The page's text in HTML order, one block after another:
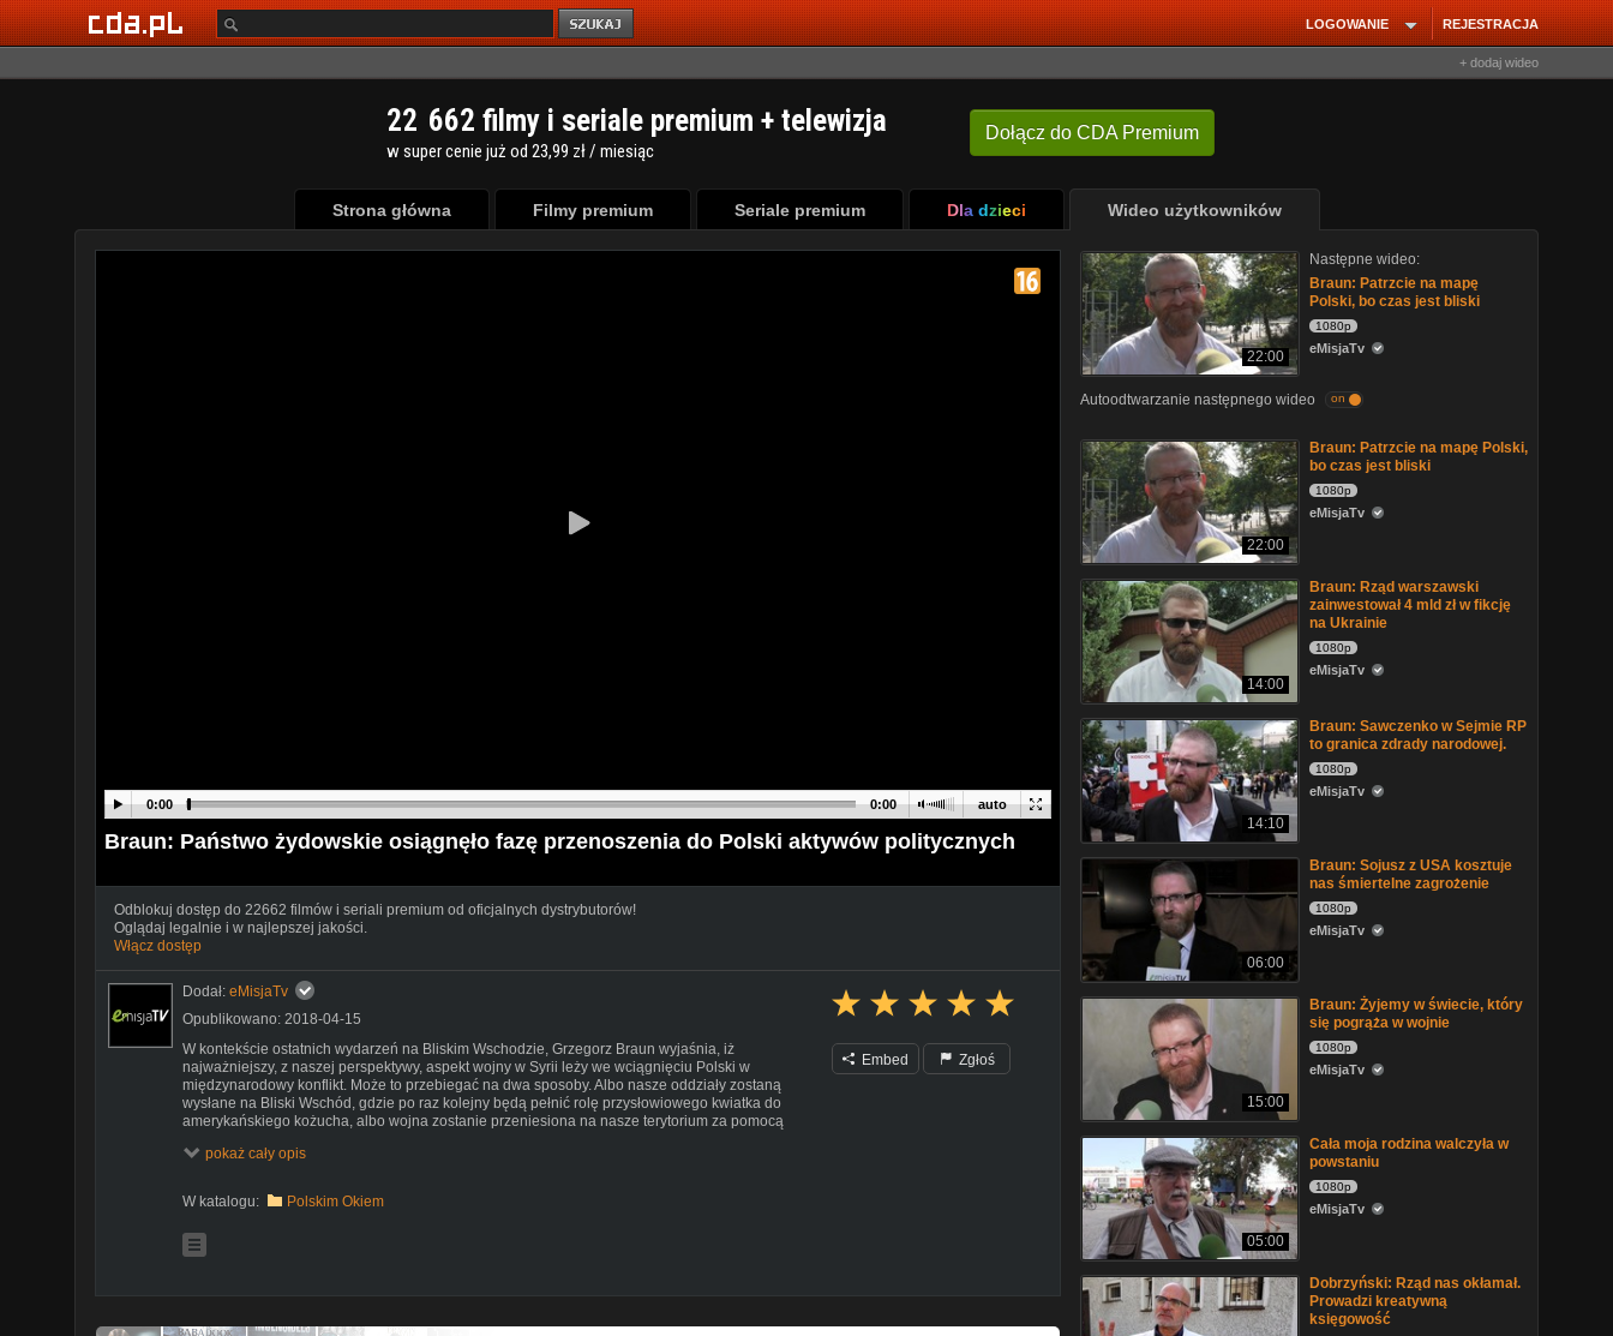
REJESTRACJA
LOGOWANIE
+ dodaj wideo
Dołącz do CDA Premium
22 662 filmy i seriale premium + telewizja
w super cenie już od 23,99 zł / miesiąc
Strona główna Filmy premium Seriale premium Dla dzieci Wideo użytkowników
auto
0:00 0:00
Braun: Państwo żydowskie osiągnęło fazę przenoszenia do Polski aktywów politycznych
Odblokuj dostęp do 22662 filmów i seriali premium od oficjalnych dystrybutorów!
Oglądaj legalnie i w najlepszej jakości.
Włącz dostęp
Dodał: eMisjaTv
Opublikowano: 2018-04-15
W kontekście ostatnich wydarzeń na Bliskim Wschodzie, Grzegorz Braun wyjaśnia, iż
najważniejszy, z naszej perspektywy, aspekt wojny w Syrii leży we wciągnięciu Polski w
międzynarodowy konflikt. Może to przebiegać na dwa sposoby. Albo nasze oddziały zostaną
wysłane na Bliski Wschód, gdzie po raz kolejny będą pełnić rolę przysłowiowego kwiatka do
amerykańskiego kożucha, albo wojna zostanie przeniesiona na nasze terytorium za pomocą
Polaków w sytuacji szantażu moralnego, kiedy ruszy fala uchodźców z Bliskiego Wschodu, np. z
państwa położonego w Palestynie.
W ostatnich dniach pod legendą tzw. "marszu żywych" do Polski przybyli szefowie wszystkich
pokaż cały opis
W katalogu: Polskim Okiem
Embed Zgłoś
22:00
Następne wideo:
Braun: Patrzcie na mapę
Polski, bo czas jest bliski
1080p
eMisjaTv
Autoodtwarzanie następnego wideo on
22:00
Braun: Patrzcie na mapę Polski,
bo czas jest bliski
1080p
eMisjaTv
14:00
Braun: Rząd warszawski
zainwestował 4 mld zł w fikcję
na Ukrainie
1080p
eMisjaTv
14:10
Braun: Sawczenko w Sejmie RP
to granica zdrady narodowej.
1080p
eMisjaTv
06:00
Braun: Sojusz z USA kosztuje
nas śmiertelne zagrożenie
1080p
eMisjaTv
15:00
Braun: Żyjemy w świecie, który
się pogrąża w wojnie
1080p
eMisjaTv
05:00
Cała moja rodzina walczyła w
powstaniu
1080p
eMisjaTv
Dobrzyński: Rząd nas okłamał.
Prowadzi kreatywną
księgowość